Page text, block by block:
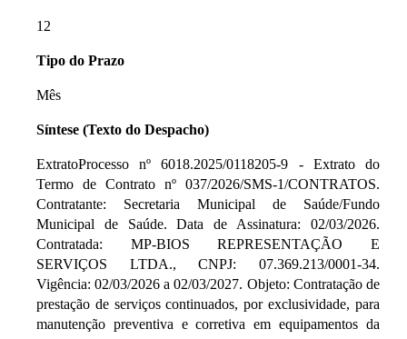
12
Tipo do Prazo
Mês
Síntese (Texto do Despacho)
ExtratoProcesso nº 6018.2025/0118205-9 - Extrato do
Termo de Contrato nº 037/2026/SMS-1/CONTRATOS.
Contratante: Secretaria Municipal de Saúde/Fundo
Municipal de Saúde. Data de Assinatura: 02/03/2026.
Contratada: MP-BIOS REPRESENTAÇÃO E
SERVIÇOS LTDA., CNPJ: 07.369.213/0001-34.
Vigência: 02/03/2026 a 02/03/2027. Objeto: Contratação de
prestação de serviços continuados, por exclusividade, para
manutenção preventiva e corretiva em equipamentos da